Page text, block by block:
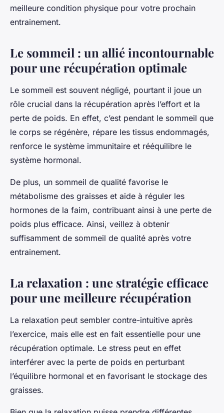
meilleure condition physique pour votre prochain
entrainement.
Le sommeil : un allié incontournable
pour une récupération optimale
Le sommeil est souvent négligé, pourtant il joue un
rôle crucial dans la récupération après l’effort et la
perte de poids. En effet, c’est pendant le sommeil que
le corps se régénère, répare les tissus endommagés,
renforce le système immunitaire et rééquilibre le
système hormonal.
De plus, un sommeil de qualité favorise le
métabolisme des graisses et aide à réguler les
hormones de la faim, contribuant ainsi à une perte de
poids plus efficace. Ainsi, veillez à obtenir
suffisamment de sommeil de qualité après votre
entrainement.
La relaxation : une stratégie efficace
pour une meilleure récupération
La relaxation peut sembler contre-intuitive après
l’exercice, mais elle est en fait essentielle pour une
récupération optimale. Le stress peut en effet
interférer avec la perte de poids en perturbant
l’équilibre hormonal et en favorisant le stockage des
graisses.